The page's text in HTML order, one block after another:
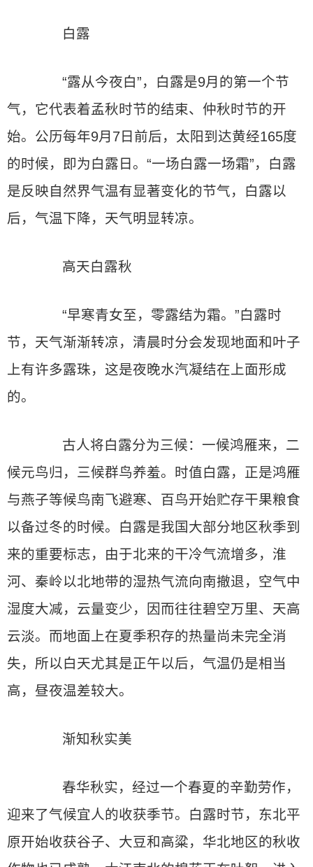
白露
“露从今夜白”，白露是9月的第一个节
气，它代表着孟秋时节的结束、仲秋时节的开
始。公历每年9月7日前后，太阳到达黄经165度
的时候，即为白露日。“一场白露一场霜”，白露
是反映自然界气温有显著变化的节气，白露以
后，气温下降，天气明显转凉。
高天白露秋
“早寒青女至，零露结为霜。”白露时
节，天气渐渐转凉，清晨时分会发现地面和叶子
上有许多露珠，这是夜晚水汽凝结在上面形成
的。
古人将白露分为三候：一候鸿雁来，二
候元鸟归，三候群鸟养羞。时值白露，正是鸿雁
与燕子等候鸟南飞避寒、百鸟开始贮存干果粮食
以备过冬的时候。白露是我国大部分地区秋季到
来的重要标志，由于北来的干冷气流增多，淮
河、秦岭以北地带的湿热气流向南撤退，空气中
湿度大减，云量变少，因而往往碧空万里、天高
云淡。而地面上在夏季积存的热量尚未完全消
失，所以白天尤其是正午以后，气温仍是相当
高，昼夜温差较大。
渐知秋实美
春华秋实，经过一个春夏的辛勤劳作，
迎来了气候宜人的收获季节。白露时节，东北平
原开始收获谷子、大豆和高粱，华北地区的秋收